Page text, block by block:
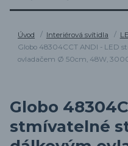
Úvod Interiérová svítidla
Globo 48304CCT ANDI - LED
ovladačem Ø 50cm, 48W,
Globo
stmívatelné